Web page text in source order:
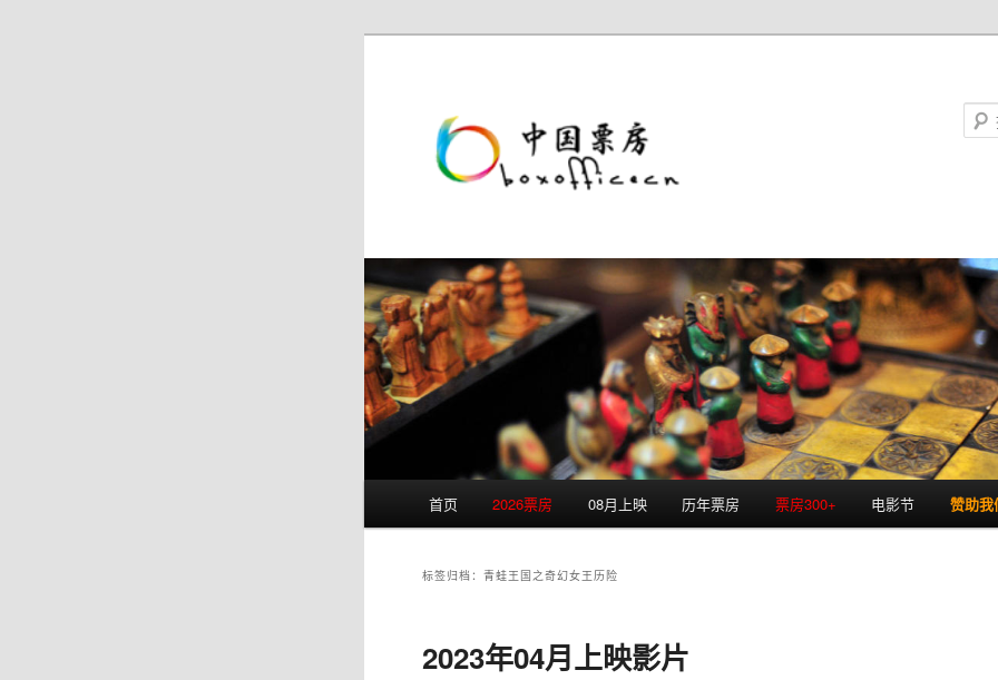
首页 2026票房 08月上映 历年票房 票房300+ 电影节 赞助我
标签归档：青蛙王国之奇幻女王历险
2023年04月上映影片